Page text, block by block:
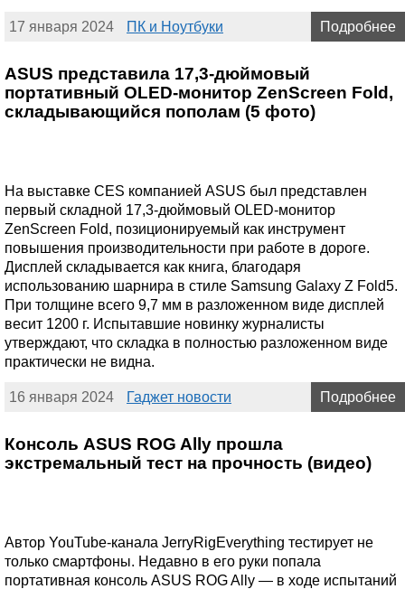
17 января 2024 ПК и Ноутбуки Подробнее
ASUS представила 17,3-дюймовый
портативный OLED-монитор ZenScreen Fold,
складывающийся пополам (5 фото)
На выставке CES компанией ASUS был представлен
первый складной 17,3-дюймовый OLED-монитор
ZenScreen Fold, позиционируемый как инструмент
повышения производительности при работе в дороге.
Дисплей складывается как книга, благодаря
использованию шарнира в стиле Samsung Galaxy Z Fold5.
При толщине всего 9,7 мм в разложенном виде дисплей
весит 1200 г. Испытавшие новинку журналисты
утверждают, что складка в полностью разложенном виде
практически не видна.
16 января 2024 Гаджет новости Подробнее
Консоль ASUS ROG Ally прошла
экстремальный тест на прочность (видео)
Автор YouTube-канала JerryRigEverything тестирует не
только смартфоны. Недавно в его руки попала
портативная консоль ASUS ROG Ally — в ходе испытаний